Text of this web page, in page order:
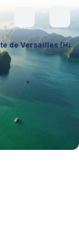
1 – Stand